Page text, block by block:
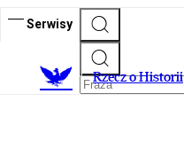
Serwisy
Rzecz o Historii